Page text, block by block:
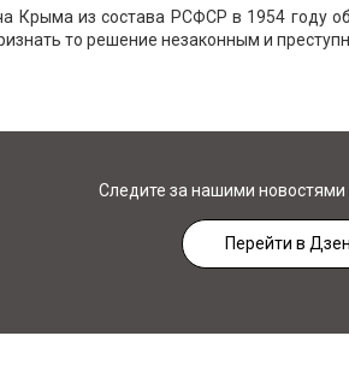
Крыма из состава РСФСР в 1954 году
то решение незаконным и
Следите за нашими
Перейти в Дзен